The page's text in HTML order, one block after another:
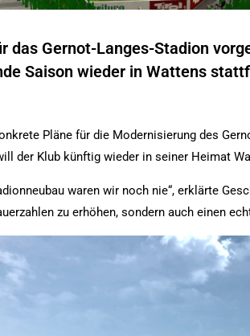
das Gernot-Langes-Stadion
Saison wieder in Wattens
Pläne für die Modernisierung des
der Klub künftig wieder in seiner Heimat
waren wir noch nie“, erklärte
zu erhöhen, sondern auch einen